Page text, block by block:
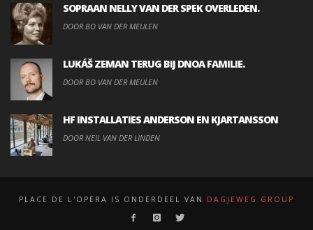
SOPRAAN NELLY VAN DER SPEK OVERLEDEN.
DOOR BO VAN DER MEULEN
LUKÁŠ ZEMAN TERUG BIJ DNOA FAMILIE.
DOOR BO VAN DER MEULEN
HF INSTALLATIES ANDERSON EN KJARTANSSON
DOOR NEIL VAN DER LINDEN
PLACE DE L'OPERA IS ONDERDEEL VAN DAGJEWEG.GROUP